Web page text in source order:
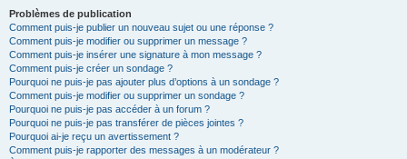
Problèmes de publication
Comment puis-je publier un nouveau sujet ou une réponse ?
Comment puis-je modifier ou supprimer un message ?
Comment puis-je insérer une signature à mon message ?
Comment puis-je créer un sondage ?
Pourquoi ne puis-je pas ajouter plus d’options à un sondage ?
Comment puis-je modifier ou supprimer un sondage ?
Pourquoi ne puis-je pas accéder à un forum ?
Pourquoi ne puis-je pas transférer de pièces jointes ?
Pourquoi ai-je reçu un avertissement ?
Comment puis-je rapporter des messages à un modérateur ?